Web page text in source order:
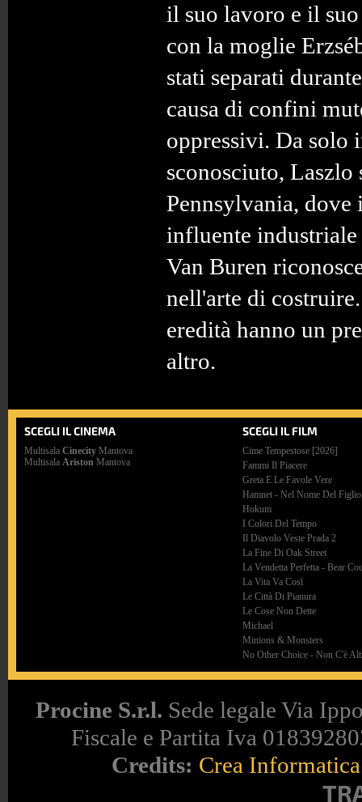
il suo lavoro e il
con la moglie
stati separati
causa di confini
oppressivi. Da solo
sconosciuto, Laszlo
Pennsylvania, dove
influente
Van Buren
nell'arte di
eredità hanno un
altro.
SCEGLI IL CINEMA
Multisala Cinecity Mantova
Multisala Ariston Mantova
SCEGLI IL FILM
Cime Tempestose [2026]
Fammi Il Piacere
Greta E Le Favole Vere
Hamnet - Nel Nome Del Figlio
Hokum
I Colori Del Tempo
Il Diavolo Veste Prada 2
La Fine Di Oak Street
La Vendetta Perfetta - Bear
La Vita Va Così
Le Città Di Pianura
Le Cose Non Dette
Michael
Minions & Monsters
No Other Choice - Non C'è
Procine S.r.l. Sede legale Via
Fiscale e Partita Iva
Credits: Crea